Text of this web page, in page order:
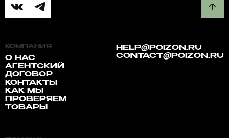
КОМПАНИЯ
О НАС
АГЕНТСКИЙ
ДОГОВОР
КОНТАКТЫ
КАК МЫ
ПРОВЕРЯЕМ
ТОВАРЫ
HELP@POIZON.RU
CONTACT@POIZON.RU